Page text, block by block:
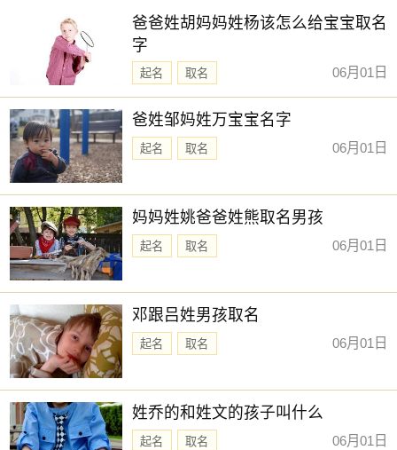
爸爸姓胡妈妈姓杨该怎么给宝宝取名
字
起名 取名 06月01日
爸姓邹妈姓万宝宝名字
起名 取名 06月01日
妈妈姓姚爸爸姓熊取名男孩
起名 取名 06月01日
邓跟吕姓男孩取名
起名 取名 06月01日
姓乔的和姓文的孩子叫什么
起名 取名 06月01日